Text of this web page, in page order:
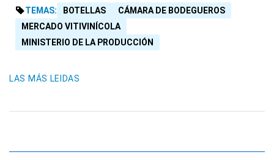
TEMAS: BOTELLAS
CÁMARA DE BODEGUEROS
MERCADO VITIVINÍCOLA
MINISTERIO DE LA PRODUCCIÓN
LAS MÁS LEIDAS